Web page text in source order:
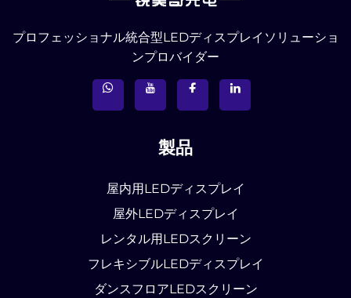
プロフェッショナル統合型LEDディスプレイソリューショ
ンプロバイダー
製品
屋内用LEDディスプレイ
屋外LEDディスプレイ
レンタル用LEDスクリーン
フレキシブルLEDディスプレイ
ダンスフロアLEDスクリーン